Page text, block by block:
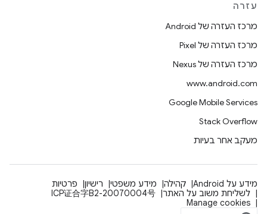
עזרה
מרכז העזרה של Android
מרכז העזרה של Pixel
מרכז העזרה של Nexus
www.android.com
Google Mobile Services
Stack Overflow
מעקב אחר בעיות
מידע על Android קהילה מידע משפטי רישיון
פרטיות
לשליחת משוב על האתר
ICP证合字B2-20070004号
Manage cookies